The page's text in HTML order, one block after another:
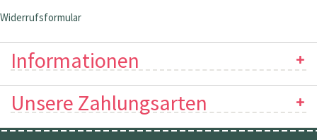
Widerrufsformular
Informationen
Unsere Zahlungsarten